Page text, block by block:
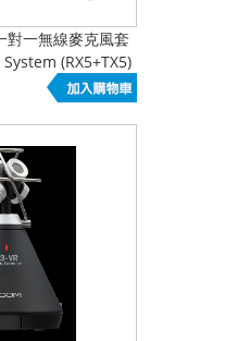
一無線麥克風套
(RX5+TX5)
下單